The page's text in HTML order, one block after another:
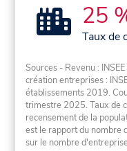
25
Taux de
Sources - Revenu :
création entreprises :
établissements 2019.
trimestre 2025. Taux de
recensement de la
est le rapport du nombre
sur le nombre